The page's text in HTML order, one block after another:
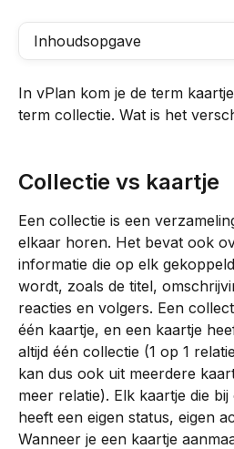
Inhoudsopgave
In vPlan kom je de term
term collectie. Wat is het
Collectie vs kaartje
Een collectie is een
elkaar horen. Het bevat ook
informatie die op elk
wordt, zoals de titel,
reacties en volgers. Een
één kaartje, en een kaartje
altijd één collectie (1 op 1
kan dus ook uit meerdere
meer relatie). Elk kaartje die
heeft een eigen status, eigen
Wanneer je een kaartje